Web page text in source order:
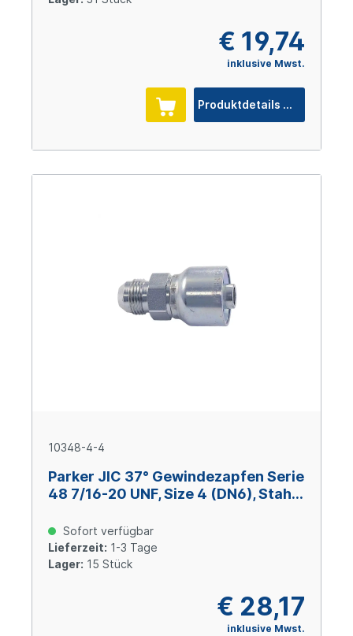
€ 19,74
inklusive Mwst.
Produktdetails
10348-4-4
Parker JIC 37° Gewindezapfen Serie
48 7/16-20 UNF, Size 4 (DN6), Stahl
Sofort verfügbar
Lieferzeit: 1-3 Tage
Lager: 15 Stück
€ 28,17
inklusive Mwst.